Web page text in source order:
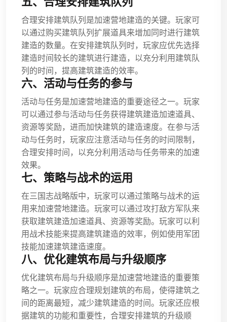
合理安排建筑队列是加速营地建造的关键。玩家可
以通过购买建筑队列扩展道具来增加同时进行建筑
建造的数量。在安排建筑队列时，玩家应优先选择
建造时间较长的建筑进行建造，以充分利用建筑队
列的时间，提高建筑建造的效率。
六、活动与任务的参与
活动与任务是加速营地建造的重要途径之一。玩家
可以通过参与活动与任务获得建筑建造加速道具、
资源等奖励，进而加快建筑的建造速度。在参与活
动与任务时，玩家应注意活动与任务的时间限制，
合理安排时间，以充分利用活动与任务带来的加速
效果。
七、策略与战术的运用
在三国志战略版中，玩家可以通过策略与战术的运
用来加速营地建造。玩家可以通过攻打敌方军队来
获取建筑建造加速道具、资源等奖励。玩家可以利
用战术技能来提高建筑建造的效率，例如使用军团
技能加速建筑建造速度。
八、优化建筑布局与升级顺序
优化建筑布局与升级顺序是加速营地建造的重要策
略之一。玩家应合理规划建筑的布局，使得建筑之
间的距离最短，减少建筑建造的时间。玩家还应根
据建筑的功能和重要性，合理安排建筑的升级顺